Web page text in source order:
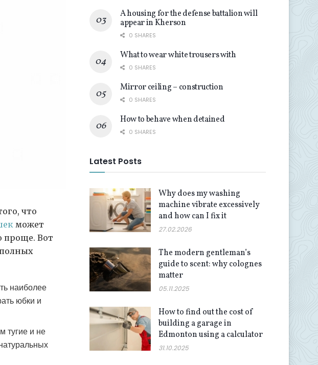
что
может
проще. Вот
наиболее
юбки и
тугие и не
A housing for the defense battalion will
appear in Kherson
0 SHARES
What to wear white trousers with
0 SHARES
Mirror ceiling – construction
0 SHARES
How to behave when detained
0 SHARES
Latest Posts
Why does my washing
machine vibrate excessively
and how can I fix it
27.02.2026
The modern gentleman’s
guide to scent: why colognes
matter
05.11.2025
How to find out the cost of
building a garage in
Edmonton using a calculator
31.10.2025